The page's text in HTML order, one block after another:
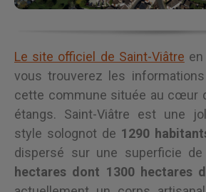
Le site officiel de Saint-Viâtreen
vous trouverez les
cette commune située au cœur
étangs. Saint-Viâtre est une
style solognot de
1290 habitants
dispersé sur une superficie